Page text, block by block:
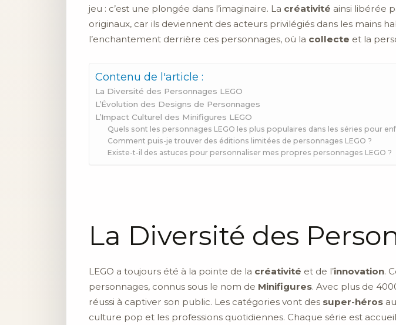
jeu : c’est une plongée dans l’imaginaire. La créativité ainsi libérée
originaux, car ils deviennent des acteurs privilégiés dans les mains
l’enchantement derrière ces personnages, où la collecte et la
Contenu de l'article :
La Diversité des Personnages LEGO
L’Évolution des Designs de Personnages
L’Impact Culturel des Minifigures LEGO
Quels sont les personnages LEGO les plus populaires dans les séries pour
Comment puis-je trouver des éditions limitées de personnages LEGO ?
Existe-t-il des astuces pour personnaliser mes propres personnages LEGO ?
La Diversité des
LEGO a toujours été à la pointe de la créativité et de l’innovation.
personnages, connus sous le nom de Minifigures. Avec plus de
réussi à captiver son public. Les catégories vont des super-héros
culture pop et les professions quotidiennes. Chaque série est